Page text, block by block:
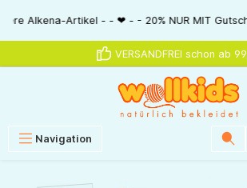
springen
Gutscheincode: AlkenaSSV - - ❤ - - Nur
VERSANDFREI schon ab
Navigation